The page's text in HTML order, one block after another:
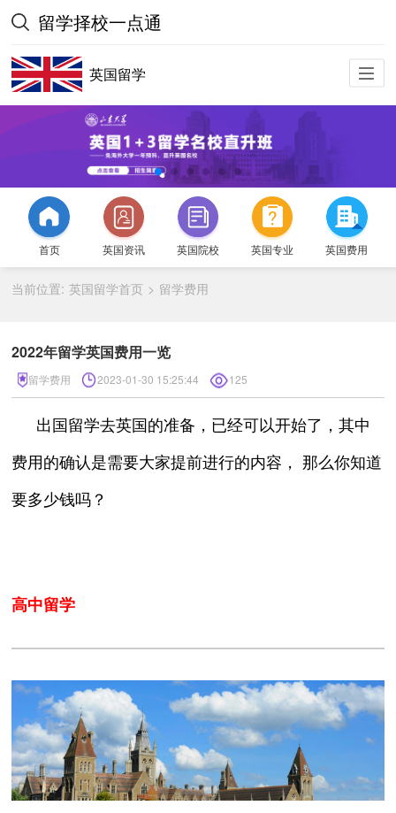
留学择校一点通
英国留学
首页 英国资讯 英国院校 英国专业 英国费用
当前位置: 英国留学首页 > 留学费用
2022年留学英国费用一览
留学费用 2023-01-30 15:25:44 125
出国留学去英国的准备，已经可以开始了，其中
费用的确认是需要大家提前进行的内容， 那么你知道
要多少钱吗？
高中留学